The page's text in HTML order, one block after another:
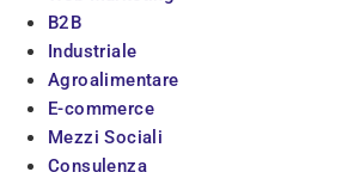
B2B
Industriale
Agroalimentare
E-commerce
Mezzi Sociali
Consulenza